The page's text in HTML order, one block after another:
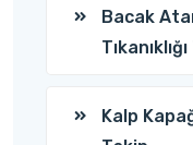
Bacak
Kalp